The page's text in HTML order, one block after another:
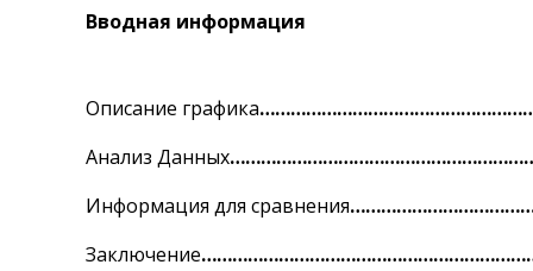
Вводная информация
Описание графика
Анализ Данных
Информация для сравнения
Заключение